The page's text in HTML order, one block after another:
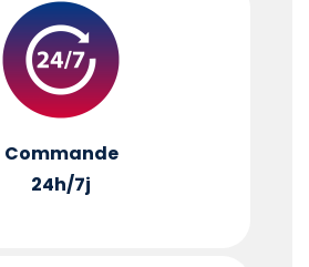
Commande
24h/7j